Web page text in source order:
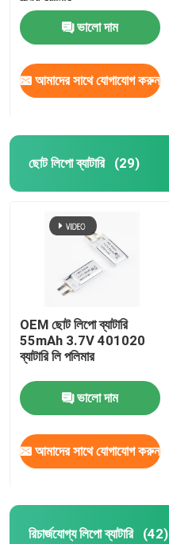
ভালো দাম
আমাদের সাথে যোগাযোগ করুন
ছোট লিপো ব্যাটারি (29)
OEM ছোট লিপো ব্যাটারি
55mAh 3.7V 401020
ব্যাটারি লি পলিমার
ভালো দাম
আমাদের সাথে যোগাযোগ করুন
রিচার্জযোগ্য লিপো ব্যাটারি (42)